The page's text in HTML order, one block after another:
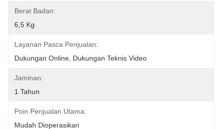
Berat Badan:
6,5 Kg
Layanan Pasca Penjualan:
Dukungan Online, Dukungan Teknis Video
Jaminan:
1 Tahun
Poin Penjualan Utama:
Mudah Dioperasikan